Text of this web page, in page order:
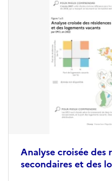
Analyse croisée des
secondaires et des